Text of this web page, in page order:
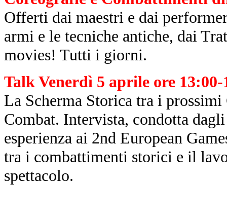
Offerti dai maestri e dai
armi e le tecniche antiche, dai
movies! Tutti i giorni.
Talk Venerdì 5 aprile ore
La Scherma Storica tra i
Combat. Intervista, condotta
esperienza ai 2nd European
tra i combattimenti storici e il
spettacolo.